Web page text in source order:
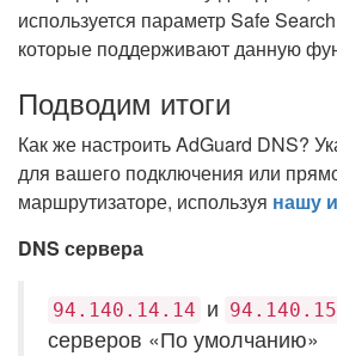
используется параметр Safe
которые поддерживают данную
Подводим итоги
Как же настроить AdGuard DNS?
для вашего подключения или
маршрутизаторе, используя нашу
DNS сервера
94.140.14.14 и
серверов «По умолчанию»